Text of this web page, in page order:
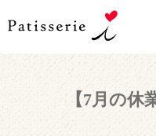
【7月の休